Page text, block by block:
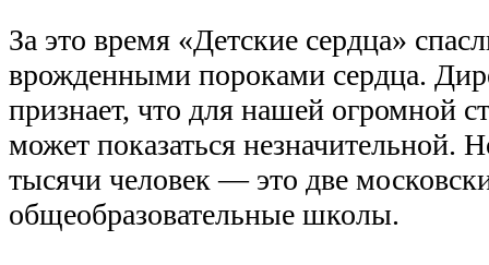
За это время «Детские сердца»
врожденными пороками сердца.
признает, что для нашей огромной
может показаться незначительной.
тысячи человек — это две
общеобразовательные школы.